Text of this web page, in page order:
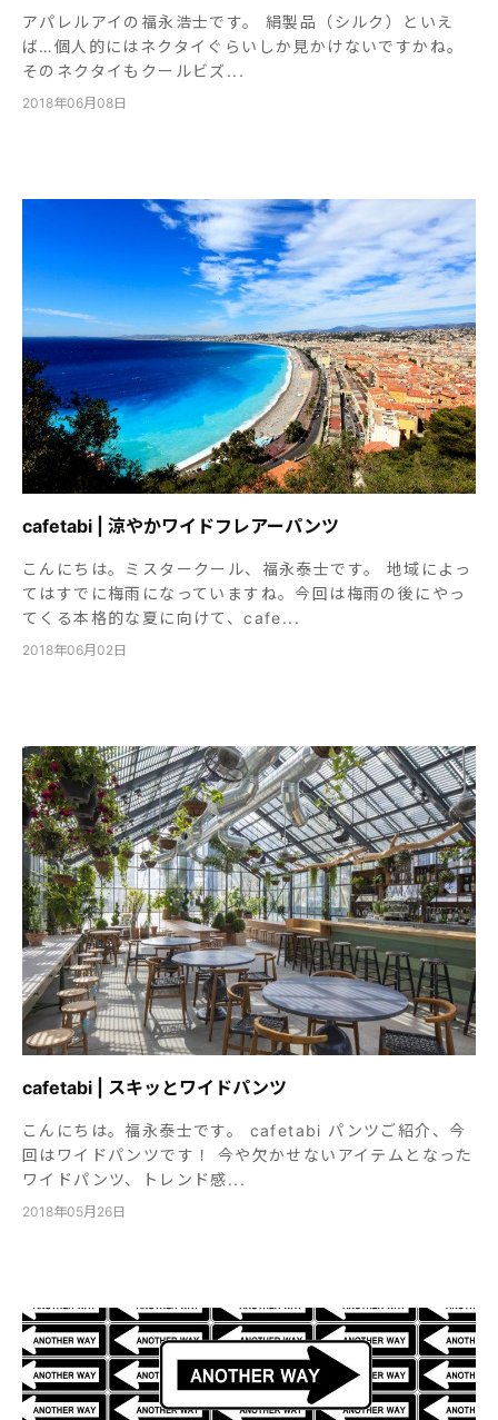
アパレルアイの福永浩士です。 絹製品（シルク）といえ
ば…個人的にはネクタイぐらいしか見かけないですかね。
そのネクタイもクールビズ...
2018年06月08日
cafetabi | 涼やかワイドフレアーパンツ
こんにちは。ミスタークール、福永泰士です。 地域によっ
てはすでに梅雨になっていますね。今回は梅雨の後にやっ
てくる本格的な夏に向けて、cafe...
2018年06月02日
cafetabi | スキッとワイドパンツ
こんにちは。福永泰士です。 cafetabi パンツご紹介、今
回はワイドパンツです！ 今や欠かせないアイテムとなった
ワイドパンツ、トレンド感...
2018年05月26日